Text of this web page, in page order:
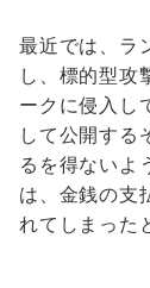
最近では、ラ
し、標的型攻
ークに侵入し
して公開する
るを得ないよ
は、金銭の支
れてしまった